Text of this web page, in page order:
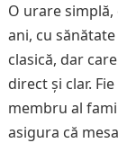
O urare
ani, cu
clasică, dar
direct și clar.
membru al
asigura că